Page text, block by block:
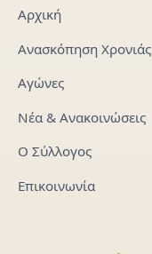
Αρχική
Ανασκόπηση Χρονιάς
Αγώνες
Νέα & Ανακοινώσεις
Ο Σύλλογος
Επικοινωνία